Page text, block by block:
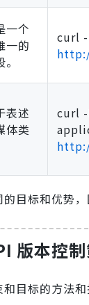
一个
一的
curl -
表述
体类
curl -
目标和优势
版本控
目标的方法